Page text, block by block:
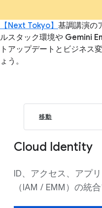
【Next Tokyo】 基調講演の
ルスタック環境や Gemini
トアップデートとビジネス
ょう。
移動
Cloud Identity
ID、アクセス、アプ
（IAM / EMM）の統